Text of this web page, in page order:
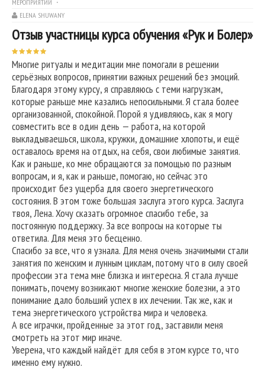
МЕРОПРИЯТИЙ
ELENA SHUWANY
Отзыв участницы курса обучения «Рук и Болер»
Многие ритуалы и медитации мне помогали в решении
серьёзных вопросов, принятии важных решений без эмоций.
Благодаря этому курсу, я справляюсь с теми нагрузкам,
которые раньше мне казались непосильными. Я стала более
организованной, спокойной. Порой я удивляюсь, как я могу
совместить все в один день — работа, на которой
выкладываешься, школа, кружки, домашние хлопоты, и ещё
оставалось время на отдых, на себя, свои любимые занятия.
Как и раньше, ко мне обращаются за помощью по разным
вопросам, и я, как и раньше, помогаю, но сейчас это
происходит без ущерба для своего энергетического
состояния. В этом тоже большая заслуга этого курса. Заслуга
твоя, Лена. Хочу сказать огромное спасибо тебе, за
постоянную поддержку. За все вопросы на которые ты
ответила. Для меня это бесценно.
Спасибо за все, что я узнала. Для меня очень значимыми стали
занятия по женским и лунным циклам, потому что в силу своей
профессии эта тема мне близка и интересна. Я стала лучше
понимать, почему возникают многие женские болезни, а это
понимание дало больший успех в их лечении. Так же, как и
тема энергетического устройства мира и человека.
А все играчки, пройденные за этот год, заставили меня
смотреть на этот мир иначе.
Уверена, что каждый найдёт для себя в этом курсе то, что
именно ему нужно.